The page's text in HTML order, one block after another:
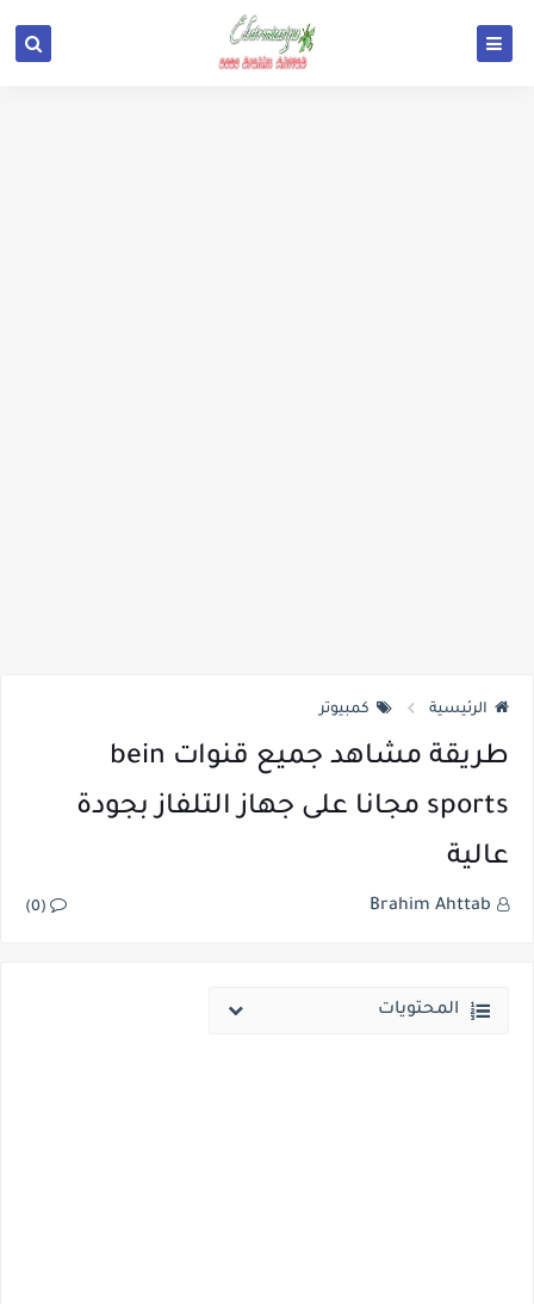
الرئيسية كمبيوتر
طريقة مشاهد جميع قنوات bein
sports مجانا على جهاز التلفاز بجودة
عالية
Brahim Ahttab
(0)
المحتويات